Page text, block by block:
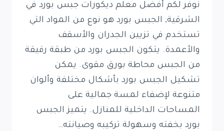
نوفر لكم أفضل معلم ديكورات جبس بورد في
الشرقية, الجبس بورد هو نوع من المواد التي
تستخدم في تزيين الجدران والأسقف
والأعمدة. يتكون الجبس بورد من طبقة رقيقة
من الجبس محاطة بورق مقوى. يمكن
تشكيل الجبس بورد بأشكال مختلفة وألوان
متنوعة لإضفاء لمسة جمالية على
المساحات الداخلية للمنازل. يتميز الجبس
بورد بخفته وسهولة تركيبه وصيانته…